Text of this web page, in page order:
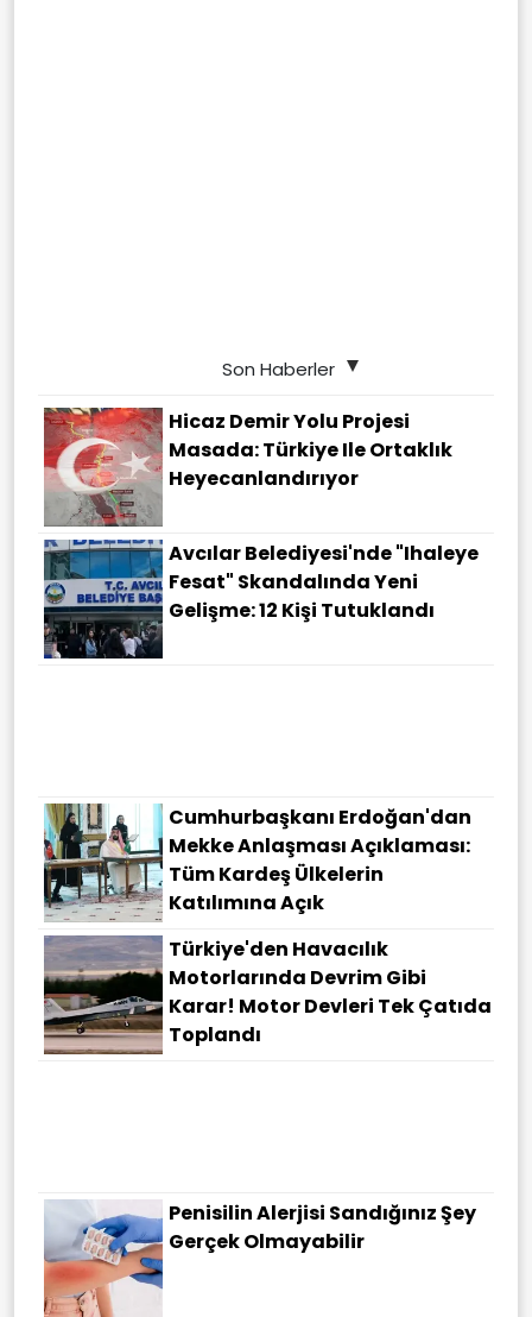
Son Haberler
Hicaz Demir Yolu Projesi
Masada: Türkiye Ile Ortaklık
Heyecanlandırıyor
Avcılar Belediyesi'nde "ihaleye
Fesat" Skandalında Yeni
Gelişme: 12 Kişi Tutuklandı
Cumhurbaşkanı Erdoğan'dan
Mekke Anlaşması Açıklaması:
Tüm Kardeş Ülkelerin
Katılımına Açık
Türkiye'den Havacılık
Motorlarında Devrim Gibi
Karar! Motor Devleri Tek Çatıda
Toplandı
Penisilin Alerjisi Sandığınız Şey
Gerçek Olmayabilir